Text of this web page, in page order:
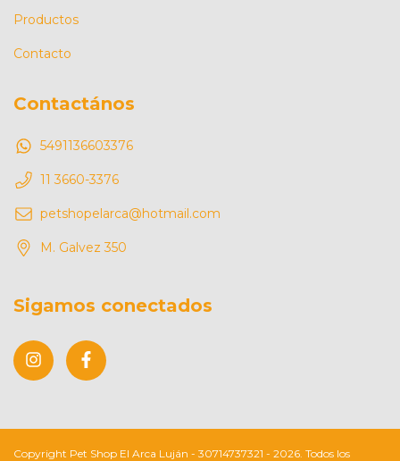
Productos
Contacto
Contactános
5491136603376
11 3660-3376
petshopelarca@hotmail.com
M. Galvez 350
Sigamos conectados
Copyright Pet Shop El Arca Luján - 30714737321 - 2026. Todos los